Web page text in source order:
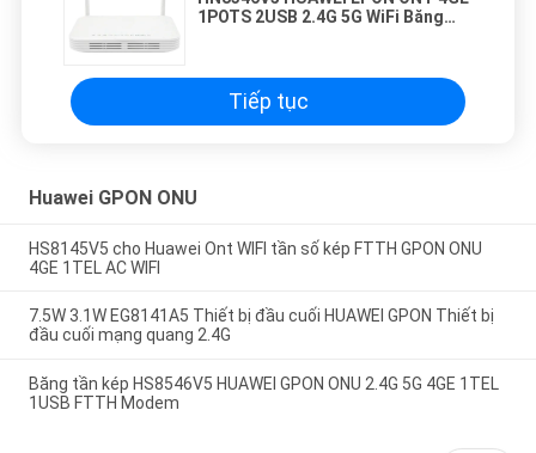
1POTS 2USB 2.4G 5G WiFi Băng
Tiếp tục
Huawei GPON ONU
HS8145V5 cho Huawei Ont WIFI tần số kép FTTH GPON ONU
4GE 1TEL AC WIFI
7.5W 3.1W EG8141A5 Thiết bị đầu cuối HUAWEI GPON Thiết bị
đầu cuối mạng quang 2.4G
Băng tần kép HS8546V5 HUAWEI GPON ONU 2.4G 5G 4GE 1TEL
1USB FTTH Modem